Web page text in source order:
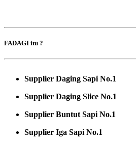
FADAGI itu ?
Supplier Daging Sapi No.1
Supplier Daging Slice No.1
Supplier Buntut Sapi No.1
Supplier Iga Sapi No.1